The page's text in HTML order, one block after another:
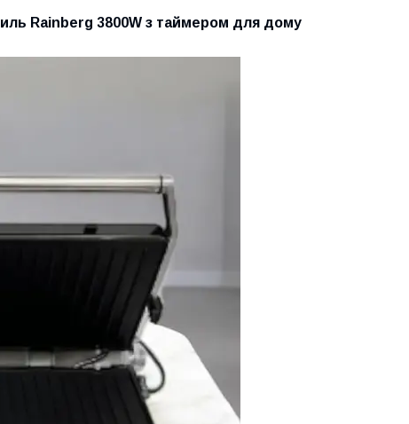
Rainberg 3800W з таймером для дому